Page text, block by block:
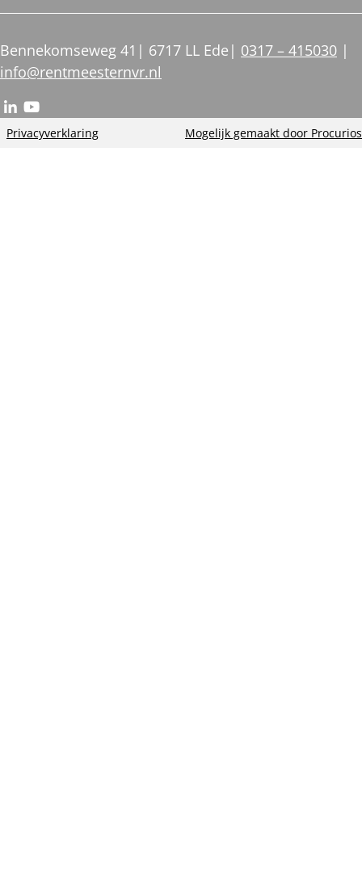
Bennekomseweg 41 6717 LL Ede
0317 – 415030
info@rentmeesternvr.nl
Ga
naarnaar
Footer
Privacyverklaring Mogelijk gemaakt door Procurios